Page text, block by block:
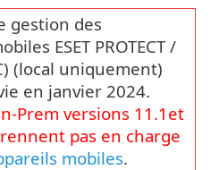
gestion des
ESET PROTECT /
(local uniquement)
en janvier 2024.
Prem versions 11.1 et
pas en charge
mobiles.